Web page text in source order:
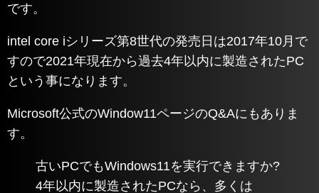
です。
intel core iシリーズ第8世代の発売日は2017年10月で
すので2021年現在から過去4年以内に製造されたPC
という事になります。
Microsoft公式のWindow11ページのQ&Aにもありま
す。
古いPCでもWindows11を実行できますか?
4年以内に製造されたPCなら、多くは